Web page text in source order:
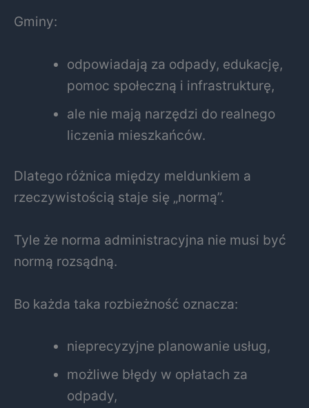
Gminy:
odpowiadają za odpady, edukację,
pomoc społeczną i infrastrukturę,
ale nie mają narzędzi do realnego
liczenia mieszkańców.
Dlatego różnica między meldunkiem a
rzeczywistością staje się „normą”.
Tyle że norma administracyjna nie musi być
normą rozsądną.
Bo każda taka rozbieżność oznacza:
nieprecyzyjne planowanie usług,
możliwe błędy w opłatach za
odpady,